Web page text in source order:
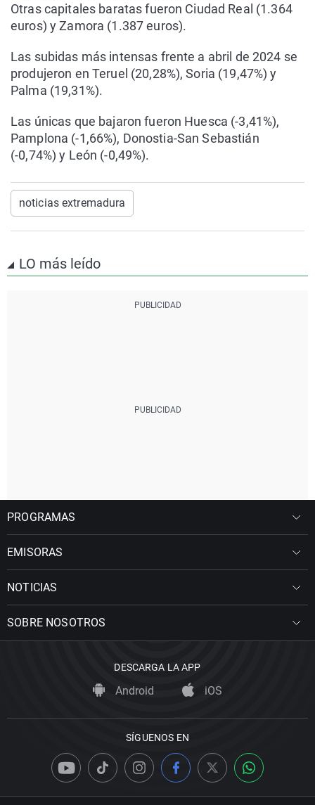
Otras capitales baratas fueron Ciudad Real (1.364
euros) y Zamora (1.387 euros).
Las subidas más intensas frente a abril de 2024 se
produjeron en Teruel (20,28%), Soria (19,47%) y
Palma (19,31%).
Las únicas que bajaron fueron Huesca (-3,41%),
Pamplona (-1,66%), Donostia-San Sebastián
(-0,74%) y León (-0,49%).
noticias extremadura
LO más leído
PROGRAMAS
EMISORAS
NOTICIAS
SOBRE NOSOTROS
DESCARGA LA APP
Android iOS
SÍGUENOS EN